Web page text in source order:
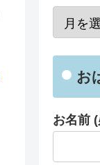
お
お名前